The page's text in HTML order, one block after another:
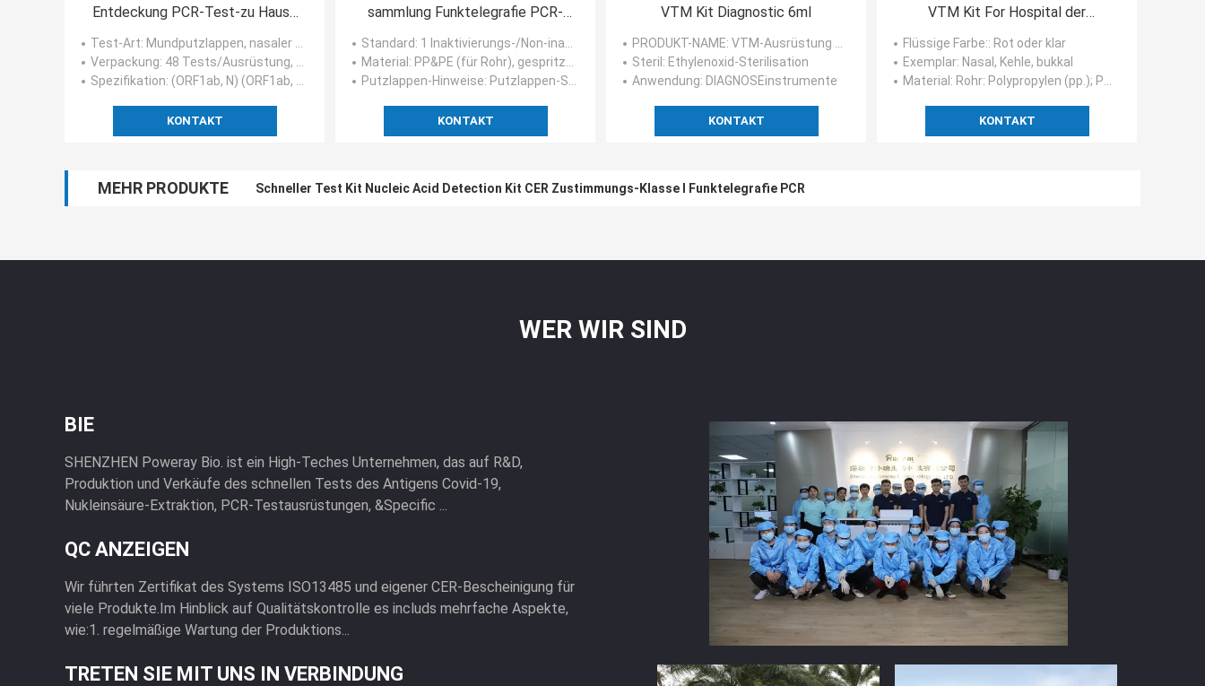
Entdeckung PCR-Test-zu Hause
Kit Fors Covid-19
Test-Art: Mundputzlappen, nasaler Putzlappen und analer Putzlappen.
Verpackung: 48 Tests/Ausrüstung, 96 Test/Ausrüstung
Spezifikation: (ORF1ab, N) (ORF1ab, N, E) (ORF1ab, n-, s-)/(ORF1ab, N), Grippe A, Grippe B
KONTAKT
sammlung Funktelegrafie PCR-
Selbsttestausrüstungs-3ml
Standard: 1 Inaktivierungs-/Non-inactivation-Medium swab+5ml/10ml tube+3ml
Material : PP&PE (für Rohr), gespritztes Nylon (für Putzlappenspitze)
Putzlappen-Hinweise: Putzlappen-Schnittpunkt: 80mm, 30mm; Putzlappengröße: 150mm
KONTAKT
VTM Kit Diagnostic 6ml
PRODUKT-NAME: VTM-Ausrüstung mit nasalem gespritztem Putzlappen der Probenahme
Steril : Ethylenoxid-Sterilisation
Anwendung: DIAGNOSEinstrumente
KONTAKT
VTM Kit For Hospital der
Zustimmungs-ISO13485
Flüssige Farbe:: Rot oder klar
Exemplar: Nasal, Kehle, bukkal
Material : Rohr: Polypropylen (pp.); Putzlappen kippen um: Nylon geschart (Polyamid 66 - PA66); Putzlappen haft
KONTAKT
MEHR PRODUKTE CER genehmigte einen Test-Speichel-Putzlappen Schritt-Nukleinsäure-Verstärkungs-Test PCR NAAT
WER WIR SIND
BIE
SHENZHEN Poweray Bio. ist ein High-Teches Unternehmen, das auf R&D,
Produktion und Verkäufe des schnellen Tests des Antigens Covid-19,
Nukleinsäure-Extraktion, PCR-Testausrüstungen, &Specific ...
QC ANZEIGEN
Wir führten Zertifikat des Systems ISO13485 und eigener CER-Bescheinigung für
viele Produkte.Im Hinblick auf Qualitätskontrolle es includs mehrfache Aspekte,
wie:1. regelmäßige Wartung der Produktions...
TRETEN SIE MIT UNS IN VERBINDUNG